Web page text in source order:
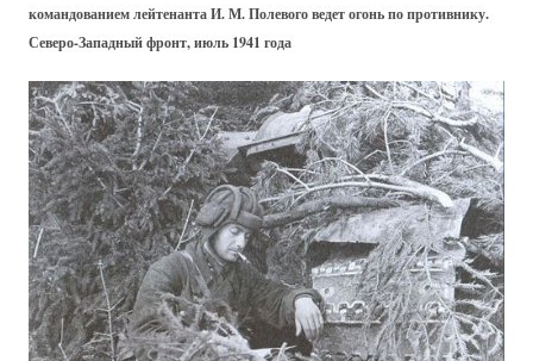
командованием лейтенанта И. М. Полевого ведет огонь по противнику.
Северо-Западный фронт, июль 1941 года